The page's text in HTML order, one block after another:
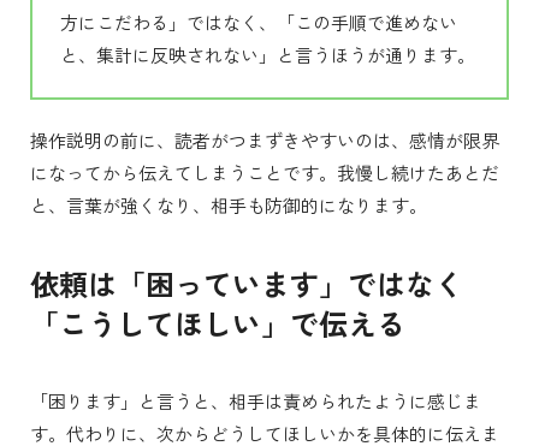
方にこだわる」ではなく、「この手順で進めない
と、集計に反映されない」と言うほうが通ります。
操作説明の前に、読者がつまずきやすいのは、感情が限界
になってから伝えてしまうことです。我慢し続けたあとだ
と、言葉が強くなり、相手も防御的になります。
依頼は「困っています」ではなく
「こうしてほしい」で伝える
「困ります」と言うと、相手は責められたように感じま
す。代わりに、次からどうしてほしいかを具体的に伝えま